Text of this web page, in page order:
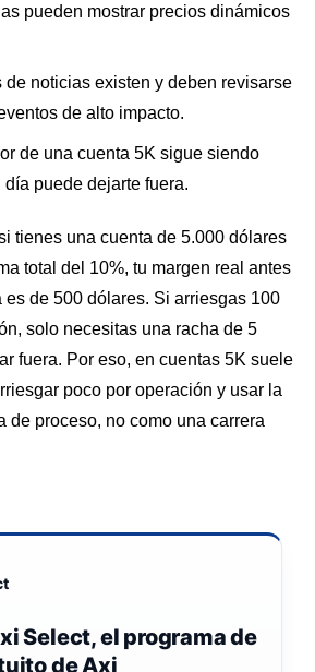
pueden mostrar precios dinámicos
de noticias existen y deben revisarse
de alto impacto.
de una cuenta 5K sigue siendo
puede dejarte fuera.
tienes una cuenta de 5.000 dólares
total del 10%, tu margen real antes
es de 500 dólares. Si arriesgas 100
solo necesitas una racha de 5
fuera. Por eso, en cuentas 5K suele
poco por operación y usar la
de proceso, no como una carrera
Select, el programa de
de Axi